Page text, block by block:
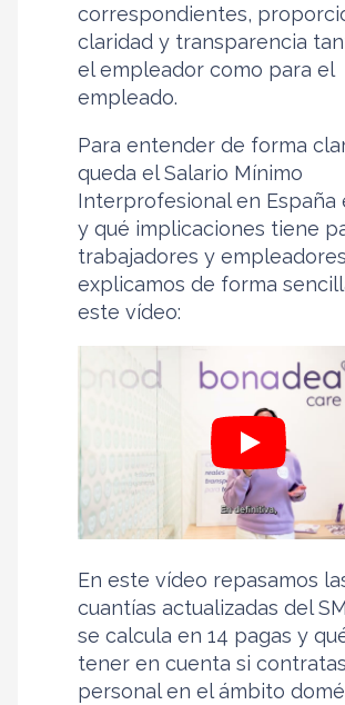
correspondientes,
claridad y transparencia
el empleador como para el
empleado.
Para entender de forma
queda el Salario Mínimo
Interprofesional en España
y qué implicaciones tiene
trabajadores y
explicamos de forma
este vídeo:
En este vídeo repasamos
cuantías actualizadas del
se calcula en 14 pagas y
tener en cuenta si contratas
personal en el ámbito